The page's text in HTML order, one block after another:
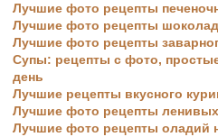
Лучшие фото рецепты
Лучшие фото рецепты
Лучшие фото рецепты
Супы: рецепты с фото,
день
Лучшие рецепты вкусного
Лучшие фото рецепты
Лучшие фото рецепты оладий